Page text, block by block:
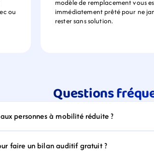
ou
modèle de remplacement vous
immédiatement prêté pour ne
rester sans solution.
Questions
personnes à mobilité réduite ?
faire un bilan auditif gratuit ?